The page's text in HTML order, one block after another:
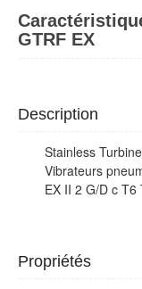
GTRF EX
Description
Stainless
Vibrateurs
EX II 2 G/D c T6
Propriétés